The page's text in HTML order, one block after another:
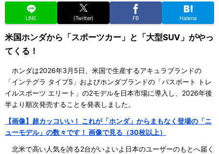
LINE (Twitter) FB Hatena
米国ホンダから「スポーツカー」と「大型SUV」がやっ
てくる！
ホンダは2026年3月5日、米国で生産するアキュラブランドの
「インテグラ タイプS」およびホンダブランドの「パスポート トレ
イルスポーツ エリート」の2モデルを日本市場に導入し、2026年後
半より順次発売することを発表しました。
【画像】超カッコいい！ これが「ホンダ」からまもなく登場の「ニ
ューモデル」の数々です！ 画像で見る（30枚以上）
北米で高い人気を誇る2台がいよいよ日本のユーザーのもとへ届く